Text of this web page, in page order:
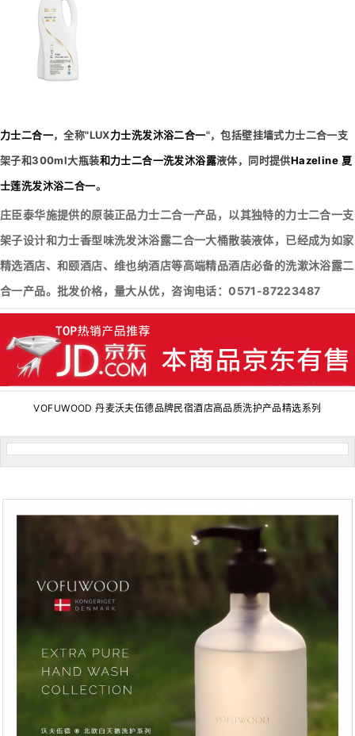
力士二合一，全称"LUX力士洗发沐浴二合一"，包括壁挂墙式力士二合一支
架子和300ml大瓶装和力士二合一洗发沐浴露液体，同时提供Hazeline 夏
士莲洗发沐浴二合一。
庄臣泰华施提供的原装正品力士二合一产品，以其独特的力士二合一支
架子设计和力士香型味洗发沐浴露二合一大桶散装液体，已经成为如家
精选酒店、和颐酒店、维也纳酒店等高端精品酒店必备的洗漱沐浴露二
合一产品。批发价格，量大从优，咨询电话：0571-87223487
VOFUWOOD 丹麦沃夫伍德品牌民宿酒店高品质洗护产品精选系列